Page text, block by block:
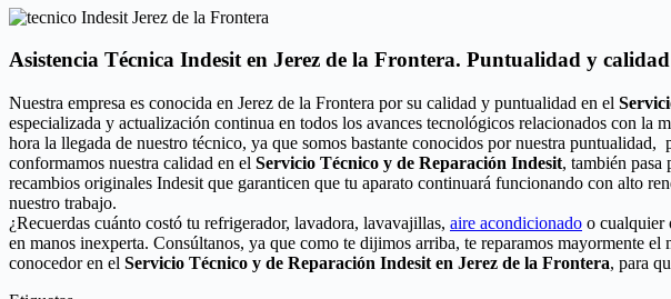
Asistencia Técnica Indesit en Jerez de la Frontera. Puntualidad y calidad
Nuestra empresa es conocida en Jerez de la Frontera por su calidad y puntualidad en el
especializada y actualización continua en todos los avances tecnológicos relacionados con la
hora la llegada de nuestro técnico, ya que somos bastante conocidos por nuestra
conformamos nuestra calidad en el Servicio Técnico y de Reparación Indesit, también pasa
recambios originales Indesit que garanticen que tu aparato continuará funcionando con alto
nuestro trabajo.
¿Recuerdas cuánto costó tu refrigerador, lavadora, lavavajillas, aire acondicionado o cualquier
en manos inexperta. Consúltanos, ya que como te dijimos arriba, te reparamos mayormente
conocedor en el Servicio Técnico y de Reparación Indesit en Jerez de la Frontera, para